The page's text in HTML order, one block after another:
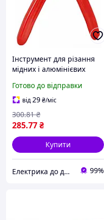
Інструмент для різання
мідних і алюмінієвих
206 каблерез
Готово до відправки
від29₴/міс
285.77₴
300.81 ₴
Купити
Електрика до дрібниць 99%